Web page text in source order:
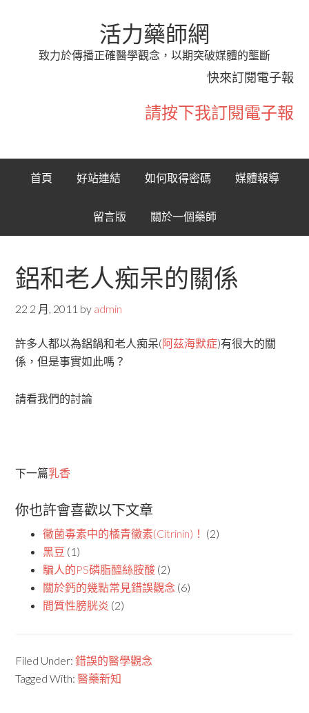
活力藥師網
致力於傳播正確醫學觀念，以期突破媒體的壟斷
快來訂閱電子報
請按下我訂閱電子報
首頁 好站連結 如何取得密碼 媒體報導
留言版 關於一個藥師
鋁和老人痴呆的關係
22 2 月, 2011 by admin
許多人都以為鋁鍋和老人痴呆(阿茲海默症)有很大的關
係，但是事實如此嗎？
請看我們的討論
下一篇乳香
你也許會喜歡以下文章
黴菌毒素中的橘青黴素(Citrinin)！ (2)
黑豆 (1)
騙人的PS磷脂醯絲胺酸 (2)
關於鈣的幾點常見錯誤觀念 (6)
間質性膀胱炎 (2)
Filed Under:錯誤的醫學觀念
Tagged With:醫藥新知